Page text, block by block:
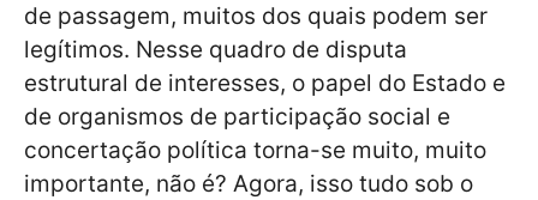
de passagem, muitos dos quais podem ser
legítimos. Nesse quadro de disputa
estrutural de interesses, o papel do Estado e
de organismos de participação social e
concertação política torna-se muito, muito
importante, não é? Agora, isso tudo sob o